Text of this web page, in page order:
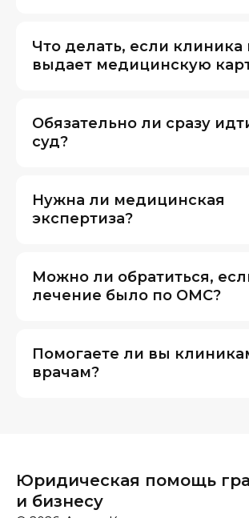
Что делать, если клиника
выдает медицинскую
Обязательно ли сразу
суд?
Нужна ли медицинская
экспертиза?
Можно ли обратиться,
лечение было по ОМС?
Помогаете ли вы
врачам?
Юридическая помощь
и бизнесу